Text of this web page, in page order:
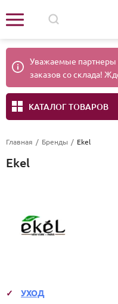
Уважаемые
заказов со склада!
КАТАЛОГ ТОВАРОВ
Главная / Бренды / Ekel
Ekel
УХОД